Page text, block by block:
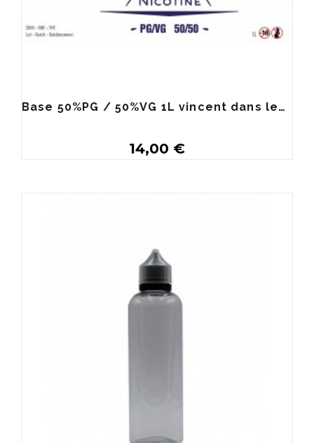
Base 50%PG / 50%VG 1L vincent dans les vapes
14,00 €